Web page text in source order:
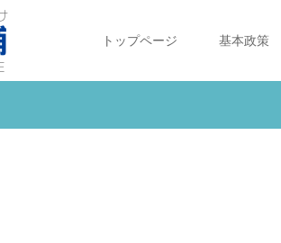
トップページ 基本政策